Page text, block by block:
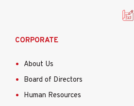
CORPORATE
About Us
Board of Directors
Human Resources